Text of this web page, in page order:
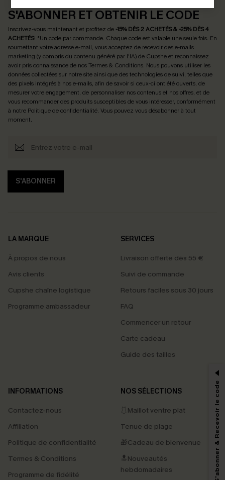
S'ABONNER ET OBTENIR LE CODE
Inscrivez-vous maintenant et profitez de -15% DÈS 2 ACHETÉS & -25% DÈS 4
ACHETÉS! *Un code par commande. Chaque code est valable une seule fois. En
soumettant votre adresse e-mail, vous acceptez de recevoir des e-mails
marketing (y compris du contenu généré par l'IA) de Cupshe et reconnaissez
avoir pris connaissance de nosTermes & Conditions. Nous pouvons utiliser les
données collectées sur notre site ainsi que des technologies de suivi, telles que
des pixels intégrés à nos e-mails, afin de savoir si ceux-ci ont été ouverts, de
mesurer votre engagement, de personnaliser nos contenus et nos offres, et de
vous recommander des produits susceptibles de vous intéresser, conformément
à notre Politique de confidentialité. Vous pouvez vous désabonner à tout
moment.
S'ABONNER
LA MARQUE
À propos de nous
Avis clients
Cupshe chaîne logistique
Programme ambassadeur
SERVICES
Livraison offerte dès 55 €
Suivi de commande
Retours faciles sous 30 jours
FAQ
Commencer un retour
Carte cadeau
Guide des tailles
INFORMATIONS
Contactez-nous
Affiliation
Politique de confidentialité
Termes & Conditions
Programme de fidélité
NOS SÉLECTIONS
🩱Maillot ventre plat
Tenue de plage
🎁Cadeau de bienvenue
🔝Nouveautés
hebdomadaires
PROFITEZ DE -15%
marketing (y compris du contenu généré par l'IA) de Cupshe et
pouvons utiliser les données collectées sur notre site ainsi que des
savoir si ceux-ci ont été ouverts, de mesurer votre engagement, de
personnaliser nos contenus et nos offres, et de vous recommander des
produits susceptibles de vous intéresser, conformément à notre
Politique deS'abonner & Recevoir le code